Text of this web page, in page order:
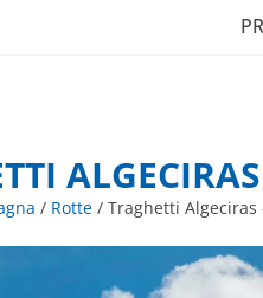
/ Rotte / Traghetti Algeciras